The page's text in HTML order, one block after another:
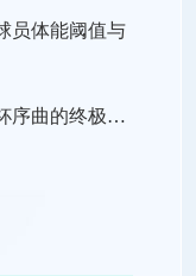
30天终局之战：双线争冠与世界杯序曲的终极狂飙